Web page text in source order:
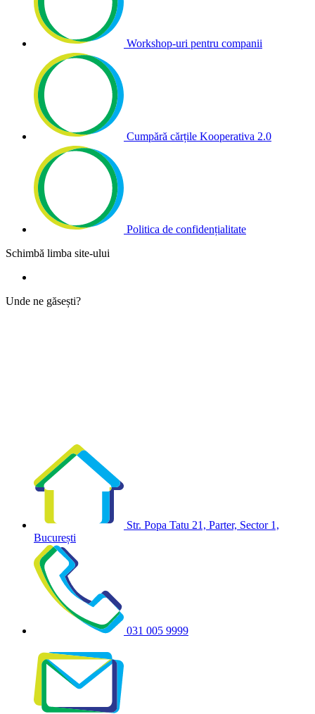
Workshop-uri pentru companii
Cumpără cărțile Kooperativa 2.0
Politica de confidențialitate
Schimbă limba site-ului
Unde ne găsești?
Str. Popa Tatu 21, Parter, Sector 1,
București
031 005 9999